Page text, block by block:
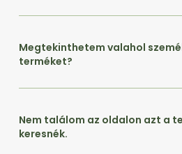
Megtekinthetem valahol
terméket?
Nem találom az oldalon azt a
keresnék.